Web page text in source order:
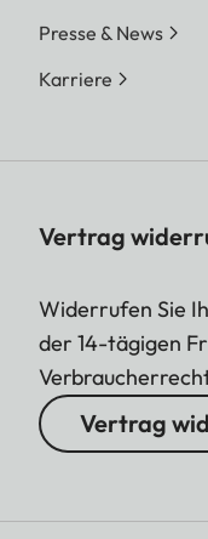
Presse & News
Karriere
Vertrag
Widerrufen Sie
der 14-tägigen
Vertrag